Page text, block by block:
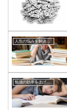
人生の悩みを解決する方法
勉強の効率を上げる方法